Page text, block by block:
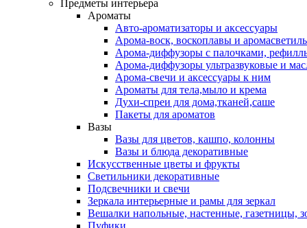
Предметы интерьера
Ароматы
Авто-ароматизаторы и аксессуары
Арома-воск, воскоплавы и
Арома-диффузоры с палочками,
Арома-диффузоры ультразвуковые и
Арома-свечи и аксессуары к ним
Ароматы для тела,мыло и крема
Духи-спреи для дома,тканей,саше
Пакеты для ароматов
Вазы
Вазы для цветов, кашпо, колонны
Вазы и блюда декоративные
Искусственные цветы и фрукты
Светильники декоративные
Подсвечники и свечи
Зеркала интерьерные и рамы для зеркал
Вешалки напольные, настенные, газетницы,
Пуфики